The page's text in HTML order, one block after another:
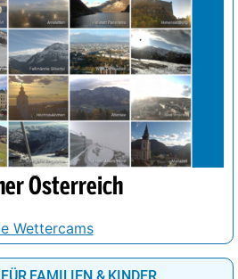
Österreich
Wettercams
FAMILIEN & KINDER